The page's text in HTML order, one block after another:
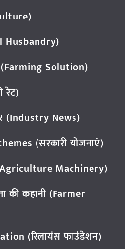
Husbandry)
(Farming Solution)
रेट)
(Industry News)
(सरकारी योजनाएं)
Machinery)
की कहानी (Farmer
(रिलायंस फाउंडेशन)